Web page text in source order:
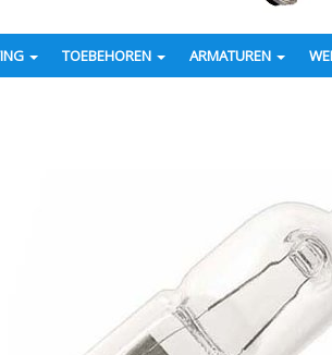
TOEBEHOREN ARMATUREN